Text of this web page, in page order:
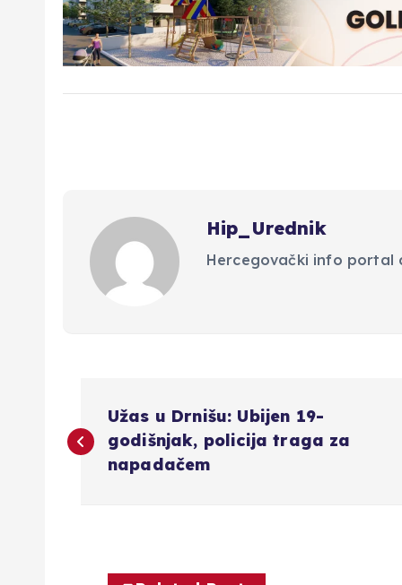
Hip_Urednik
Hercegovački info portal
a
Užas u Drnišu: Ubijen 19-
godišnjak, policija traga za
napadačem